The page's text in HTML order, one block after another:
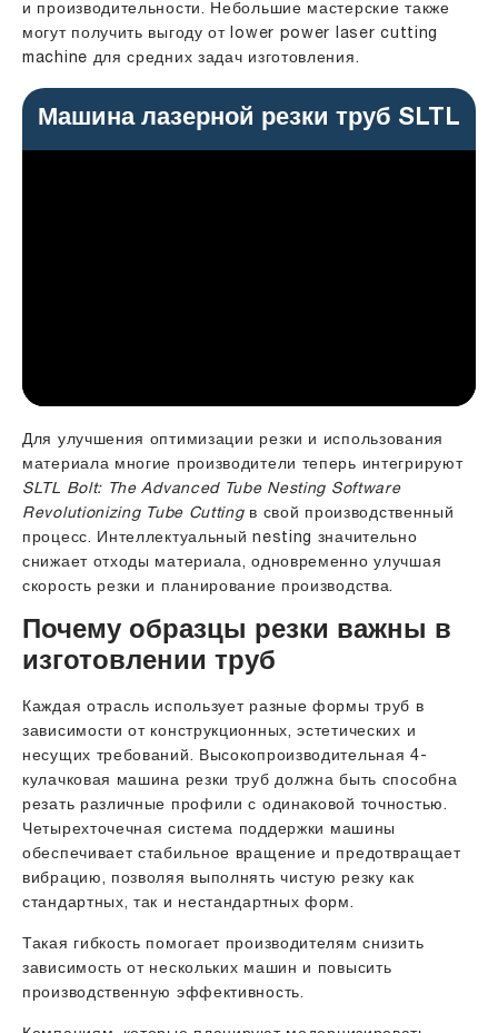
и производительности. Небольшие мастерские также
могут получить выгоду от lower power laser cutting
machine для средних задач изготовления.
Машина лазерной резки труб SLTL
Для улучшения оптимизации резки и использования
материала многие производители теперь интегрируют
SLTL Bolt: The Advanced Tube Nesting Software
Revolutionizing Tube Cuttingв свой производственный
процесс. Интеллектуальный nesting значительно
снижает отходы материала, одновременно улучшая
скорость резки и планирование производства.
Почему образцы резки важны в
изготовлении труб
Каждая отрасль использует разные формы труб в
зависимости от конструкционных, эстетических и
несущих требований. Высокопроизводительная 4-
кулачковая машина резки труб должна быть способна
резать различные профили с одинаковой точностью.
Четырехточечная система поддержки машины
обеспечивает стабильное вращение и предотвращает
вибрацию, позволяя выполнять чистую резку как
стандартных, так и нестандартных форм.
Такая гибкость помогает производителям снизить
зависимость от нескольких машин и повысить
производственную эффективность.